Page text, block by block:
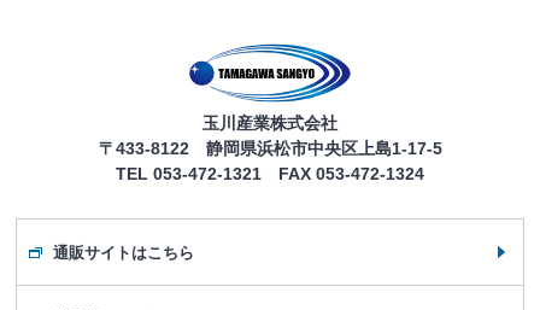
玉川産業株式会社
〒433-8122 静岡県浜松市中央区上島1-17-5
TEL 053-472-1321 FAX 053-472-1324
通販サイトはこちら